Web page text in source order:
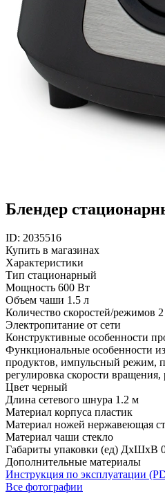
Блендер
ID: 2035516
Купить в магазинах
Характеристики
Тип стационарный
Мощность 600 Вт
Объем чаши 1.5 л
Количество скоростей/режимов 2
Электропитание от сети
Конструктивные особенности
Функциональные особенности
продуктов, импульсный режим,
регулировка скорости
Цвет черный
Длина сетевого шнура 1.2 м
Материал корпуса пластик
Материал ножей нержавеющая
Материал чаши стекло
Габариты упаковки (ед) ДхШхВ
Дополнительные материалы
Инструкция по эксплуатации
Все фотографии